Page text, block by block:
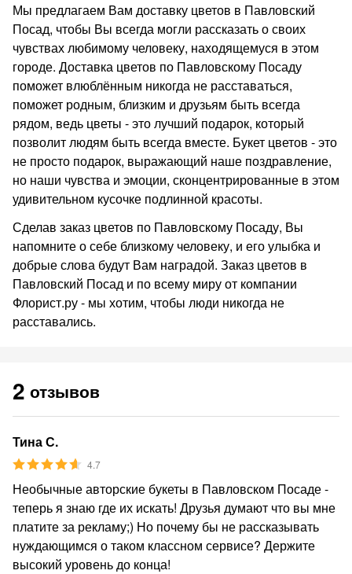
Мы предлагаем Вам доставку цветов в Павловский
Посад, чтобы Вы всегда могли рассказать о своих
чувствах любимому человеку, находящемуся в этом
городе. Доставка цветов по Павловскому Посаду
поможет влюблённым никогда не расставаться,
поможет родным, близким и друзьям быть всегда
рядом, ведь цветы - это лучший подарок, который
позволит людям быть всегда вместе. Букет цветов - это
не просто подарок, выражающий наше поздравление,
но наши чувства и эмоции, сконцентрированные в этом
удивительном кусочке подлинной красоты.
Сделав заказ цветов по Павловскому Посаду, Вы
напомните о себе близкому человеку, и его улыбка и
добрые слова будут Вам наградой. Заказ цветов в
Павловский Посад и по всему миру от компании
Флорист.ру - мы хотим, чтобы люди никогда не
расставались.
2 отзывов
Тина С.
4.7
Необычные авторские букеты в Павловском Посаде -
теперь я знаю где их искать! Друзья думают что вы мне
платите за рекламу;) Но почему бы не рассказывать
нуждающимся о таком классном сервисе? Держите
высокий уровень до конца!